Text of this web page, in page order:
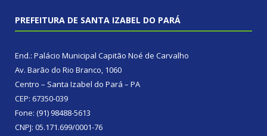
PREFEITURA DE SANTA IZABEL DO PARÁ
End.: Palácio Municipal Capitão Noé de Carvalho
Av. Barão do Rio Branco, 1060
Centro – Santa Izabel do Pará – PA
CEP: 67350-039
Fone: (91) 98488-5613
CNPJ: 05.171.699/0001-76